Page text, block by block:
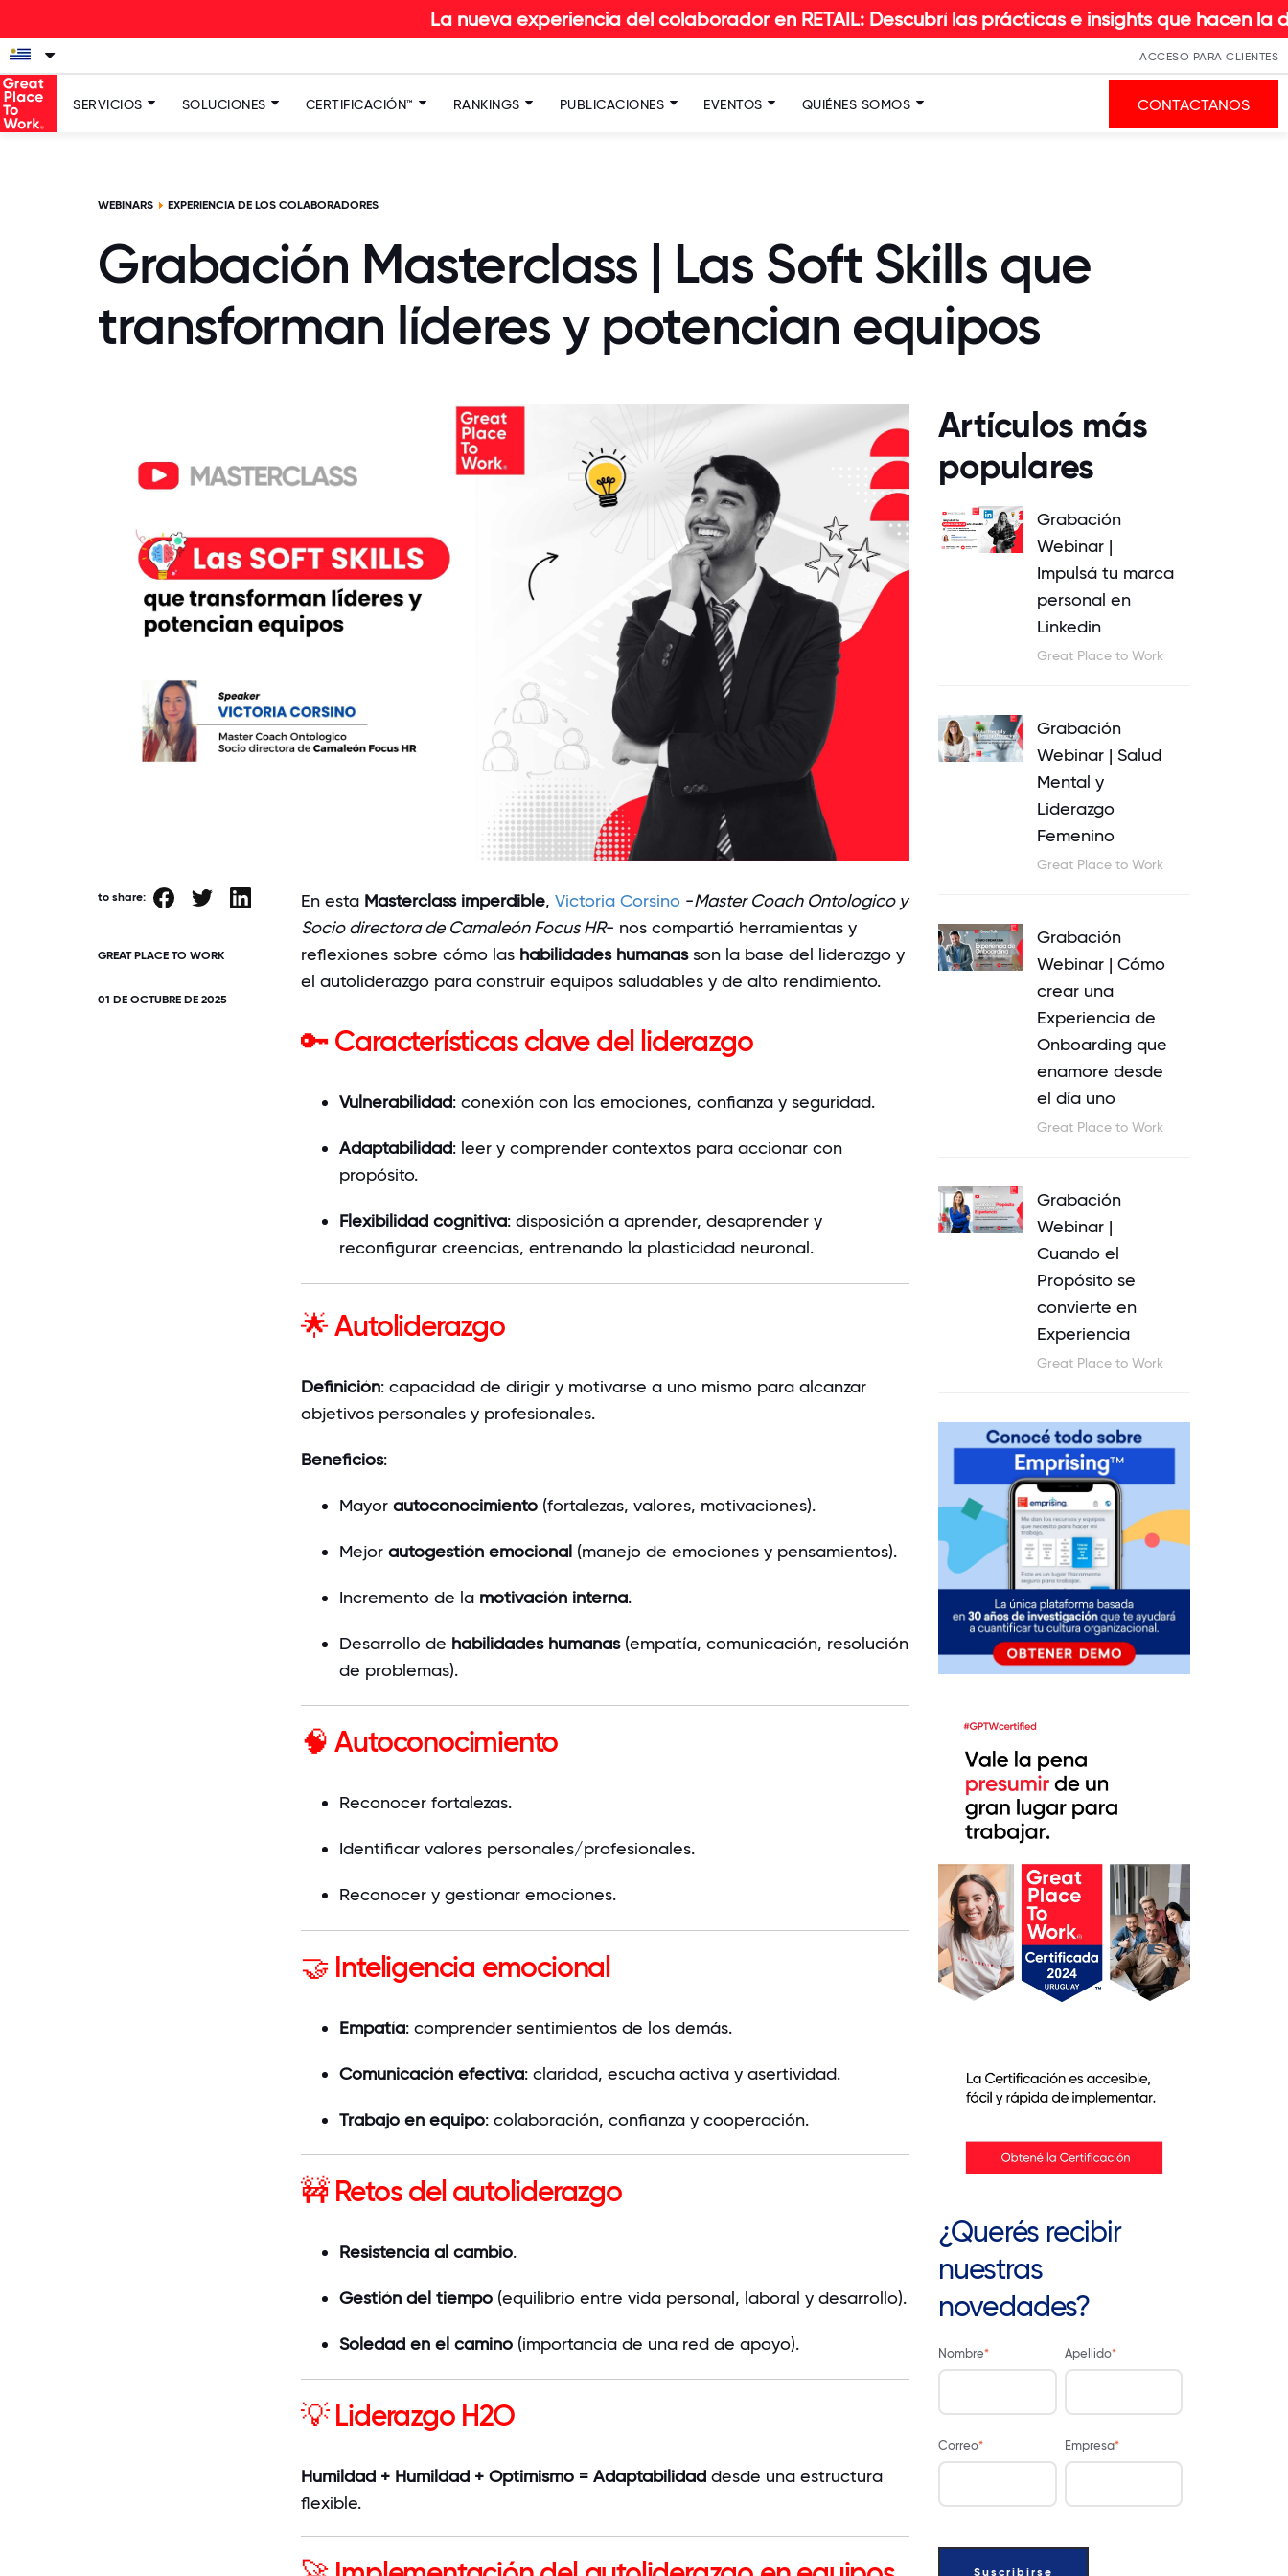
La nueva experiencia del colaborador en RETAIL: Descubrí las prácticas e insights que hacen la diferencia
ACCESO PARA CLIENTES
SERVICIOS SOLUCIONES CERTIFICACIÓN™ RANKINGS PUBLICACIONES EVENTOS QUIÉNES SOMOS CONTACTANOS
WEBINARS EXPERIENCIA DE LOS COLABORADORES
Grabación Masterclass | Las Soft Skills que
transforman líderes y potencian equipos
to share:
GREAT PLACE TO WORK
01 DE OCTUBRE DE 2025
En esta Masterclass imperdible, Victoria Corsino-Master Coach Ontologico y
Socio directora deCamaleón Focus HR- nos compartió herramientas y
reflexionessobre cómo las habilidades humanasson la base del liderazgo y
el autoliderazgo para construir equipos saludables y de alto rendimiento.
🔑 Características clave del liderazgo
Vulnerabilidad: conexión con las emociones, confianza y seguridad.
Adaptabilidad: leer y comprender contextos para accionar con
propósito.
Flexibilidad cognitiva: disposición a aprender, desaprender y
reconfigurar creencias, entrenando la plasticidad neuronal.
🌟 Autoliderazgo
Definición: capacidad de dirigir y motivarse a uno mismo para alcanzar
objetivos personales y profesionales.
Beneficios:
Mayor autoconocimiento(fortalezas, valores, motivaciones).
Mejor autogestión emocional(manejo de emociones y pensamientos).
Incremento de la motivación interna.
Desarrollo de habilidades humanas(empatía, comunicación, resolución
de problemas).
🧠 Autoconocimiento
Reconocer fortalezas.
Identificar valores personales/profesionales.
Reconocer y gestionar emociones.
🤝 Inteligencia emocional
Empatía: comprender sentimientos de los demás.
Comunicación efectiva: claridad, escucha activa y asertividad.
Trabajo en equipo: colaboración, confianza y cooperación.
🚧 Retos del autoliderazgo
Resistencia al cambio.
Gestión del tiempo(equilibrio entre vida personal, laboral y desarrollo).
Soledad en el camino(importancia de una red de apoyo).
💡 Liderazgo H2O
Humildad + Humildad + Optimismo = Adaptabilidaddesde una estructura
flexible.
Artículos más
populares
Grabación
Webinar |
Impulsá tu marca
personal en
Linkedin
Great Place to Work
Grabación
Webinar | Salud
Mental y
Liderazgo
Femenino
Great Place to Work
Grabación
Webinar | Cómo
crear una
Experiencia de
Onboarding que
enamore desde
el día uno
Great Place to Work
Grabación
Webinar |
Cuando el
Propósito se
convierte en
Experiencia
Great Place to Work
¿Querés recibir
nuestras
novedades?
Nombre* Apellido*
Correo* Empresa*